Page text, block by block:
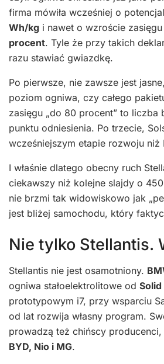
firma mówiła wcześniej o
Wh/kg i nawet o wzroście
procent. Tyle że przy takich
razu stawiać gwiazdkę.
Po pierwsze, nie zawsze jest
poziom ogniwa, czy całego
zasięgu „do 80 procent” to liczba
punktu odniesienia. Po trzecie,
wcześniejszym etapie rozwoju niż
I właśnie dlatego obecny ruch
ciekawszy niż kolejne slajdy o
nie brzmi tak widowiskowo jak
jest bliżej samochodu, który
Nie tylko Stellantis.
Stellantis nie jest osamotniony.
ogniwa stałoelektrolitowe od
prototypowym i7, przy wsparciu
od lat rozwija własny program.
prowadzą też chińscy
BYD, Nio i MG.